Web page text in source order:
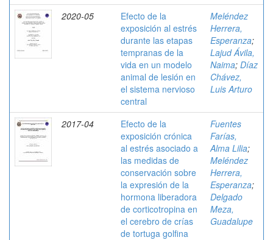
2020-05
Efecto de la
exposición al estrés
durante las etapas
tempranas de la
vida en un modelo
animal de lesión en
el sistema nervioso
central
Meléndez
Herrera,
Esperanza;
Lajud Ávila,
Naima; Díaz
Chávez,
Luis Arturo
2017-04
Efecto de la
exposición crónica
al estrés asociado a
las medidas de
conservación sobre
la expresión de la
hormona liberadora
de corticotropina en
el cerebro de crías
de tortuga golfina
Fuentes
Farías,
Alma Lilia;
Meléndez
Herrera,
Esperanza;
Delgado
Meza,
Guadalupe